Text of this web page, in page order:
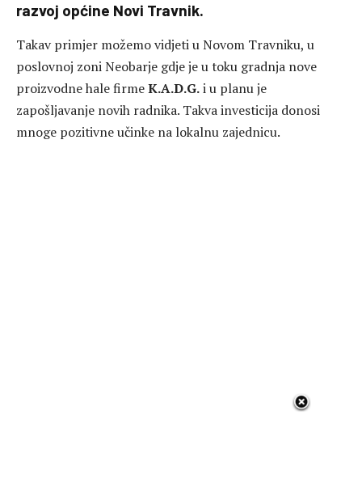
razvoj općine Novi Travnik.
Takav primjer možemo vidjeti u Novom Travniku, u
poslovnoj zoni Neobarje gdje je u toku gradnja nove
proizvodne hale firmeK.A.D.G.i u planu je
zapošljavanje novih radnika. Takva investicija donosi
mnoge pozitivne učinke na lokalnu zajednicu.